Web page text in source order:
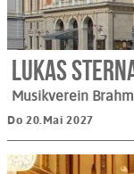
Lukas
Musikverein
Do 20.Mai 2027